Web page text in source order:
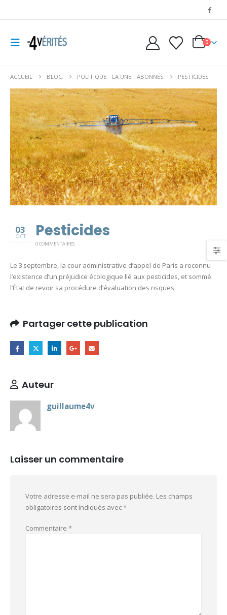
0
ACCUEIL BLOG POLITIQUE, LA UNE, ABONNÉS PESTICIDES
03
OCT Pesticides
0 COMMENTAIRES
Le 3 septembre, la cour administrative d’appel de Paris a reconnu
l’existence d’un préjudice écologique lié aux pesticides, et sommé
l’État de revoir sa procédure d’évaluation des risques.
Partager cette publication
Auteur
guillaume4v
Laisser un commentaire
Votre adresse e-mail ne sera pas publiée. Les champs
obligatoires sont indiqués avec*
Commentaire *